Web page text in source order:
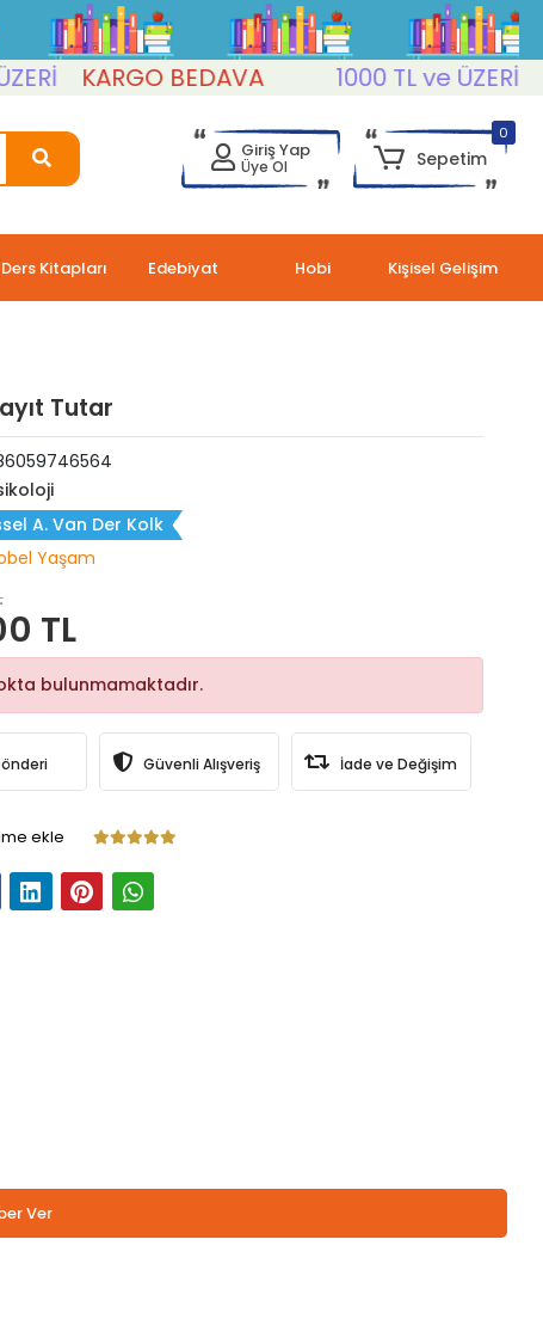
KARGO BEDAVA 1000 TL ve ÜZERİ
Giriş Yap
Üye Ol
0
Sepetim
Ders Kitapları Edebiyat Hobi Kişisel Gelişim
Tutar
A. Van Der Kolk
Yaşam
TL
bulunmamaktadır.
Güvenli Alışveriş İade ve Değişim
ekle
Ver